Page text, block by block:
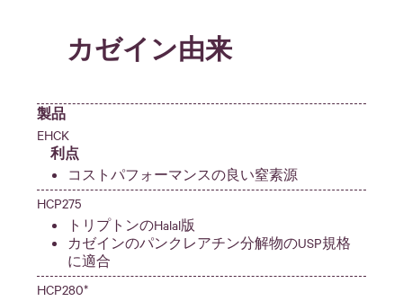
カゼイン由来
製品
EHCK
利点
コストパフォーマンスの良い窒素源
HCP275
トリプトンのHalal版
カゼインのパンクレアチン分解物のUSP規格
に適合
HCP280*